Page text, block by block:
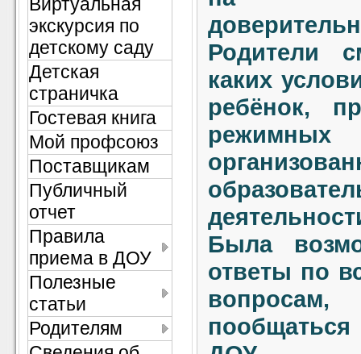
экскурсия по
детскому саду
Детская
страничка
Гостевая книга
Мой профсоюз
Поставщикам
Публичный
отчет
Правила
приема в ДОУ
Полезные
статьи
Родителям
Родители
каких
ребёнок,
Была
ответы по
пообщаться